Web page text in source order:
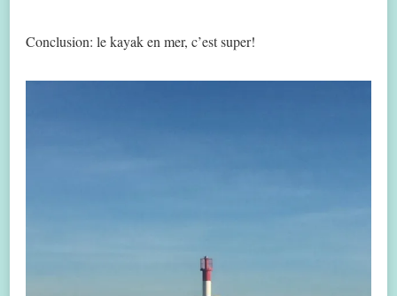
Conclusion: le kayak en mer, c’est super!